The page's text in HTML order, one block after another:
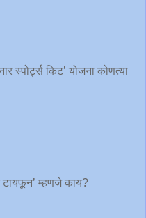
स्पोर्ट्स किट’ योजना कोणत्या
टायफून’ म्हणजे काय?